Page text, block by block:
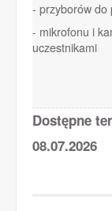
- przyborów do
- mikrofonu i
uczestnikami
Dostępne
08.07.2026